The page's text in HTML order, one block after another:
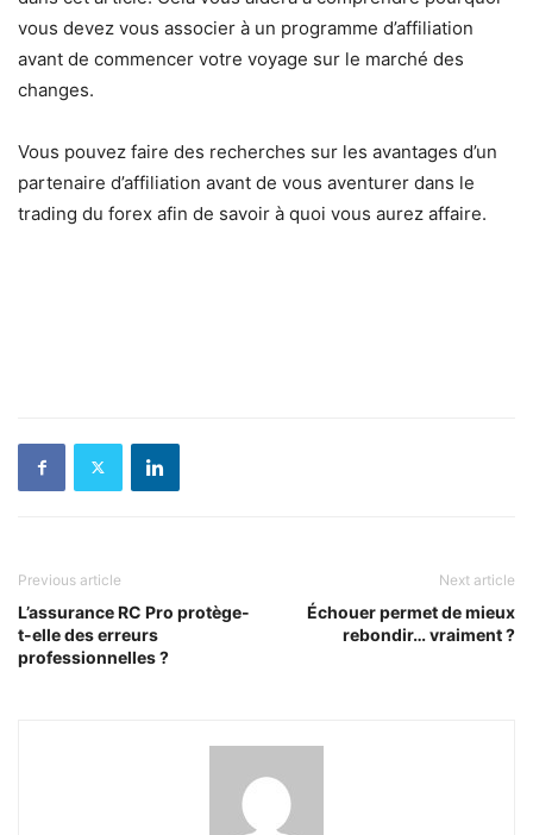
vous devez vous associer à un programme d’affiliation
avant de commencer votre voyage sur le marché des
changes.
Vous pouvez faire des recherches sur les avantages d’un
partenaire d’affiliation avant de vous aventurer dans le
trading du forex afin de savoir à quoi vous aurez affaire.
Previous article
L’assurance RC Pro protège-
t-elle des erreurs
professionnelles ?
Next article
Échouer permet de mieux
rebondir… vraiment ?